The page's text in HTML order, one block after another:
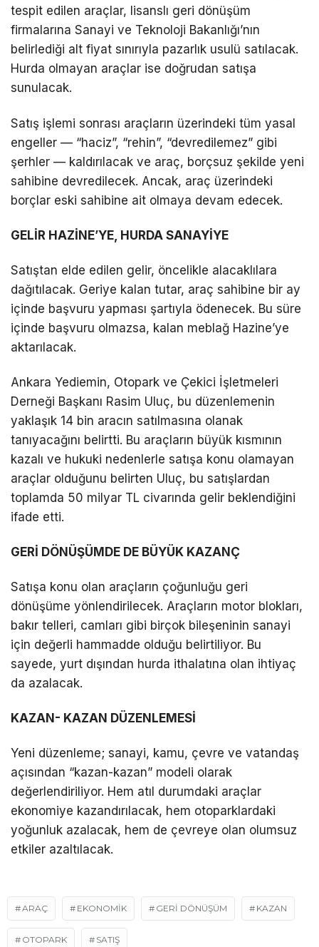
tespit edilen araçlar, lisanslı geri dönüşüm
firmalarına Sanayi ve Teknoloji Bakanlığı’nın
belirlediği alt fiyat sınırıyla pazarlık usulü satılacak.
Hurda olmayan araçlar ise doğrudan satışa
sunulacak.
Satış işlemi sonrası araçların üzerindeki tüm yasal
engeller — “haciz”, “rehin”, “devredilemez” gibi
şerhler — kaldırılacak ve araç, borçsuz şekilde yeni
sahibine devredilecek. Ancak, araç üzerindeki
borçlar eski sahibine ait olmaya devam edecek.
GELİR HAZİNE’YE, HURDA SANAYİYE
Satıştan elde edilen gelir, öncelikle alacaklılara
dağıtılacak. Geriye kalan tutar, araç sahibine bir ay
içinde başvuru yapması şartıyla ödenecek. Bu süre
içinde başvuru olmazsa, kalan meblağ Hazine’ye
aktarılacak.
Ankara Yediemin, Otopark ve Çekici İşletmeleri
Derneği Başkanı Rasim Uluç, bu düzenlemenin
yaklaşık 14 bin aracın satılmasına olanak
tanıyacağını belirtti. Bu araçların büyük kısmının
kazalı ve hukuki nedenlerle satışa konu olamayan
araçlar olduğunu belirten Uluç, bu satışlardan
toplamda 50 milyar TL civarında gelir beklendiğini
ifade etti.
GERİ DÖNÜŞÜMDE DE BÜYÜK KAZANÇ
Satışa konu olan araçların çoğunluğu geri
dönüşüme yönlendirilecek. Araçların motor blokları,
bakır telleri, camları gibi birçok bileşeninin sanayi
için değerli hammadde olduğu belirtiliyor. Bu
sayede, yurt dışından hurda ithalatına olan ihtiyaç
da azalacak.
KAZAN- KAZAN DÜZENLEMESİ
Yeni düzenleme; sanayi, kamu, çevre ve vatandaş
açısından “kazan-kazan” modeli olarak
değerlendiriliyor. Hem atıl durumdaki araçlar
ekonomiye kazandırılacak, hem otoparklardaki
yoğunluk azalacak, hem de çevreye olan olumsuz
etkiler azaltılacak.
ARAÇ EKONOMIK GERI DÖNÜŞÜM KAZAN
OTOPARK SATIŞ